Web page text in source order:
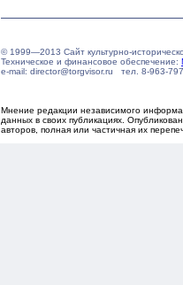
© 1999—2013 Сайт культурно-
Техническое и финансовое обеспечение:
e-mail: director@torgvisor.ru тел. 8-963-
Мнение редакции независимого
данных в своих публикациях.
авторов, полная или частичная их